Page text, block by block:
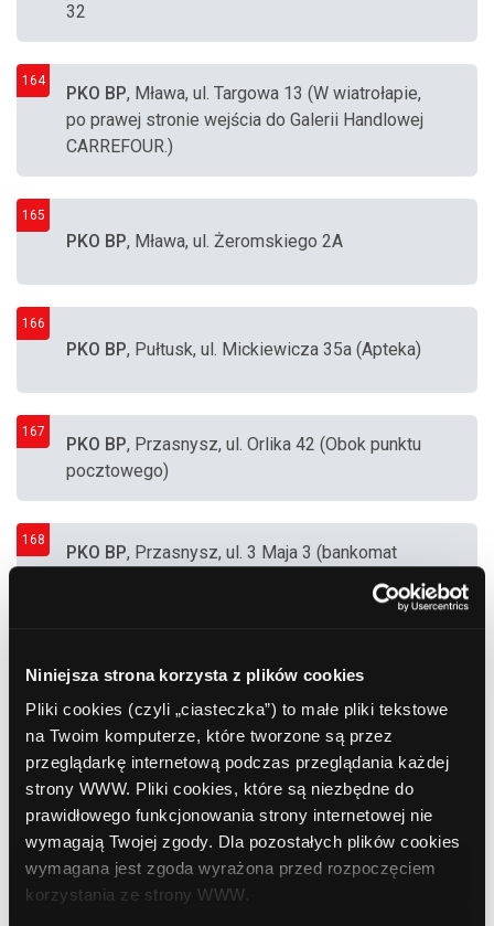
Niniejsza strona korzysta z plików cookies
Pliki cookies (czyli „ciasteczka”) to małe pliki tekstowe
na Twoim komputerze, które tworzone są przez
przeglądarkę internetową podczas przeglądania każdej
strony WWW. Pliki cookies, które są niezbędne do
prawidłowego funkcjonowania strony internetowej nie
wymagają Twojej zgody. Dla pozostałych plików cookies
wymagana jest zgoda wyrażona przed rozpoczęciem
korzystania ze strony WWW.
32
164
PKO BP, Mława, ul. Targowa 13 (W wiatrołapie,
po prawej stronie wejścia do Galerii Handlowej
CARREFOUR.)
165
PKO BP, Mława, ul. Żeromskiego 2A
166
PKO BP, Pułtusk, ul. Mickiewicza 35a (Apteka)
167
PKO BP, Przasnysz, ul. Orlika 42 (Obok punktu
pocztowego)
168
PKO BP, Przasnysz, ul. 3 Maja 3 (bankomat
Piłsudskiego 39A (Supermarket KAUFLAND)
170
PKO BP , Mława, ul. Dworcowa 5 (Bankomat
zewnętrzny zabudowany w budce.)
171
PKO BP, Pułtusk, ul. Świętojańska 17A
(Bankomat znajduje się w wiatrołapie wejścia